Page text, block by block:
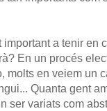
a tenir en
En un procés
molts en veiem un
Quanta gent
ser variats com